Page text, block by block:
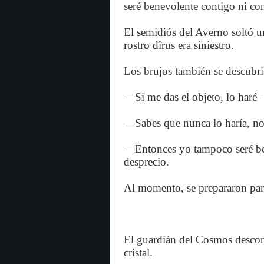
seré benevolente contigo ni
El semidiós del Averno soltó
rostro dîrus era siniestro.
Los brujos también se
—Si me das el objeto, lo haré
—Sabes que nunca lo haría,
—Entonces yo tampoco seré
desprecio.
Al momento, se prepararon
El guardián del Cosmos
cristal.